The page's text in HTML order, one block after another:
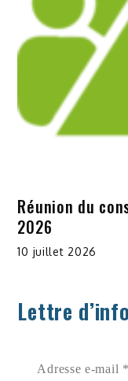
Réunion du
2026
10 juillet 2026
Lettre